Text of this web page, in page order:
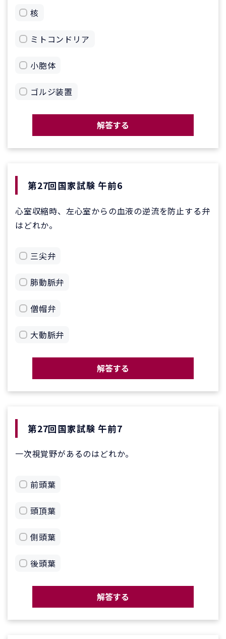
核
ミトコンドリア
小胞体
ゴルジ装置
解答する
第27回国家試験 午前6
心室収縮時、左心室からの血液の逆流を防止する弁
はどれか。
三尖弁
肺動脈弁
僧帽弁
大動脈弁
解答する
第27回国家試験 午前7
一次視覚野があるのはどれか。
前頭葉
頭頂葉
側頭葉
後頭葉
解答する